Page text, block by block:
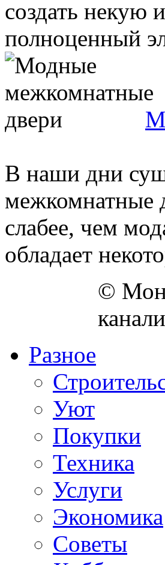
создать некую
полноценный
В наши дни
межкомнатные
слабее, чем
обладает
©
Разное
Уют
Покупки
Техника
Услуги
Экономика
Советы